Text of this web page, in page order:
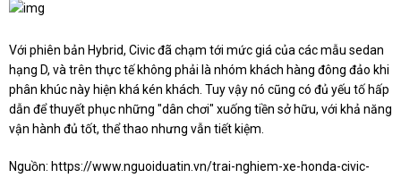
Với phiên bản Hybrid, Civic đã chạm tới mức giá của các mẫu sedan
hạng D, và trên thực tế không phải là nhóm khách hàng đông đảo khi
phân khúc này hiện khá kén khách. Tuy vậy nó cũng có đủ yếu tố hấp
dẫn để thuyết phục những "dân chơi" xuống tiền sở hữu, với khả năng
vận hành đủ tốt, thể thao nhưng vẫn tiết kiệm.
Nguồn: https://www.nguoiduatin.vn/trai-nghiem-xe-honda-civic-